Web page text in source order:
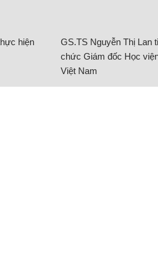
hiện
GS.TS Nguyễn Thị Lan
chức Giám đốc Học
Việt Nam